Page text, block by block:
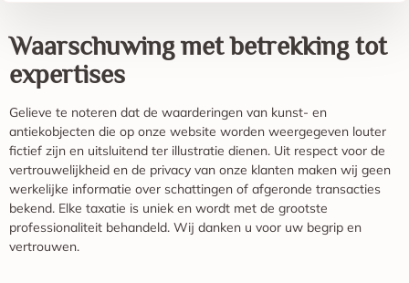
Waarschuwing met betrekking tot
expertises
Gelieve te noteren dat de waarderingen van kunst- en
antiekobjecten die op onze website worden weergegeven louter
fictief zijn en uitsluitend ter illustratie dienen. Uit respect voor de
vertrouwelijkheid en de privacy van onze klanten maken wij geen
werkelijke informatie over schattingen of afgeronde transacties
bekend. Elke taxatie is uniek en wordt met de grootste
professionaliteit behandeld. Wij danken u voor uw begrip en
vertrouwen.